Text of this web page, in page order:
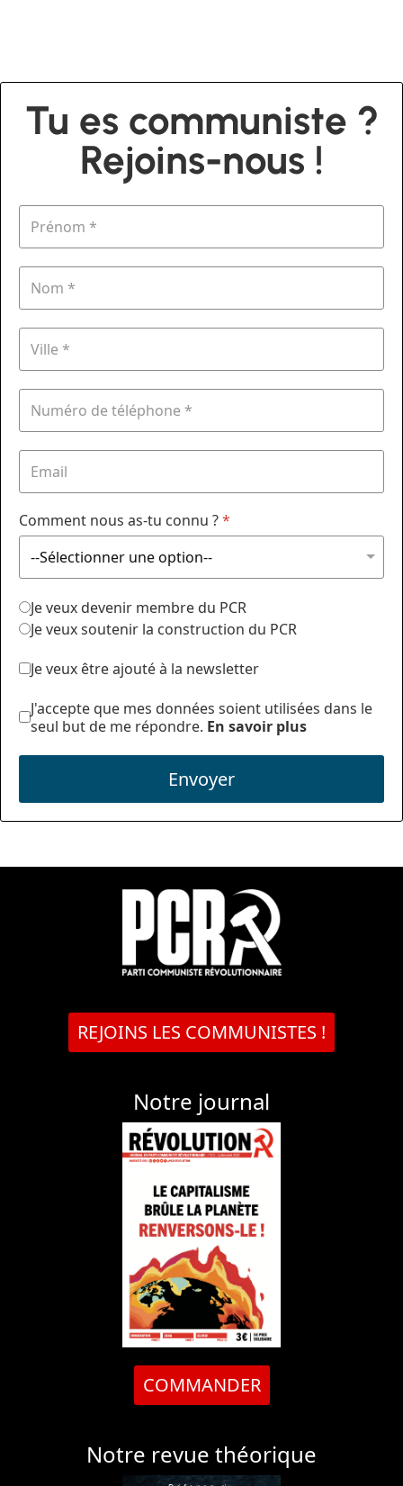
Tu es communiste ?
Rejoins-nous !
Comment nous as-tu connu ?*
Je veux devenir membre du PCR
Je veux soutenir la construction du PCR
Je veux être ajouté à la newsletter
J'accepte que mes données soient utilisées dans le
seul but de me répondre. En savoir plus
Envoyer
REJOINS LES COMMUNISTES !
Notre journal
COMMANDER
Notre revue théorique